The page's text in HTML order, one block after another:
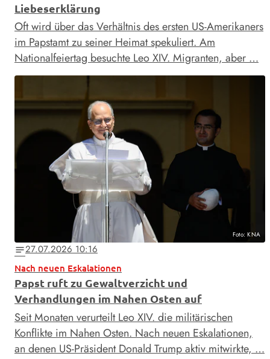
Liebeserklärung
Oft wird über das Verhältnis des ersten US-Amerikaners
im Papstamt zu seiner Heimat spekuliert. Am
Nationalfeiertag besuchte Leo XIV. Migranten, aber …
Foto: KNA
notes27.07.2026 10:16
Nach neuen Eskalationen
Papst ruft zu Gewaltverzicht und
Verhandlungen im Nahen Osten auf
Seit Monaten verurteilt Leo XIV. die militärischen
Konflikte im Nahen Osten. Nach neuen Eskalationen,
an denen US-Präsident Donald Trump aktiv mitwirkte, …